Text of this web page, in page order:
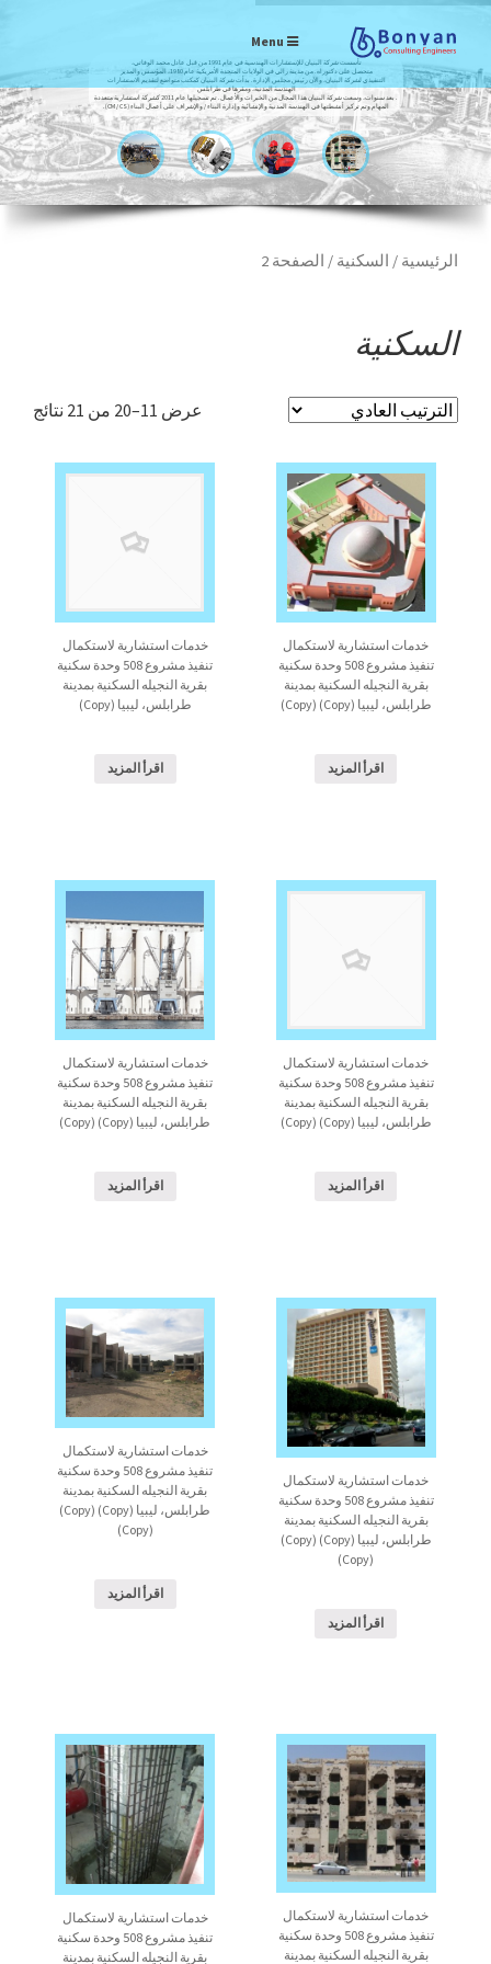
Menu
تأسست شركة البنيان للإستشارات الهندسية في عام 1991 من قبل عادل محمد الوفاتي،
متحصل على دكتوراه. من مدينة رالي في الولايات المتحدة الأمريكية عام 1980، المؤسس والمدير
التنفيذي لشركة البنيان، والآن رئيس مجلس الإدارة. بدأت شركة البنيان كمكتب متواضع لتقديم الاستشارات
الهندسة المدنية، ومقرها في طرابلس
. بعد سنوات، وسعت شركة البنيان هذا المجال من الخبرات والأعمال. تم تسجيلها عام 2011 كشركة استشارية متعددة
المهام وتم تركيز أنشطتها في الهندسة المدنية والإنشائية وإدارة البناء / والإشراف على أعمال البناء (CM / CS).
الرئيسية / السكنية / الصفحة 2
السكنية
عرض 11–20 من 21 نتائج
خدمات استشارية لاستكمال
تنفيذ مشروع 508 وحدة سكنية
بقرية النجيله السكنية بمدينة
طرابلس، ليبيا (Copy)
اقرأ المزيد
خدمات استشارية لاستكمال
تنفيذ مشروع 508 وحدة سكنية
بقرية النجيله السكنية بمدينة
طرابلس، ليبيا (Copy) (Copy)
اقرأ المزيد
خدمات استشارية لاستكمال
تنفيذ مشروع 508 وحدة سكنية
بقرية النجيله السكنية بمدينة
طرابلس، ليبيا (Copy) (Copy)
اقرأ المزيد
خدمات استشارية لاستكمال
تنفيذ مشروع 508 وحدة سكنية
بقرية النجيله السكنية بمدينة
طرابلس، ليبيا (Copy) (Copy)
اقرأ المزيد
خدمات استشارية لاستكمال
تنفيذ مشروع 508 وحدة سكنية
بقرية النجيله السكنية بمدينة
طرابلس، ليبيا (Copy) (Copy)
(Copy)
اقرأ المزيد
خدمات استشارية لاستكمال
تنفيذ مشروع 508 وحدة سكنية
بقرية النجيله السكنية بمدينة
طرابلس، ليبيا (Copy) (Copy)
(Copy)
اقرأ المزيد
خدمات استشارية لاستكمال
تنفيذ مشروع 508 وحدة سكنية
بقرية النجيله السكنية بمدينة
خدمات استشارية لاستكمال
تنفيذ مشروع 508 وحدة سكنية
بقرية النجيله السكنية بمدينة